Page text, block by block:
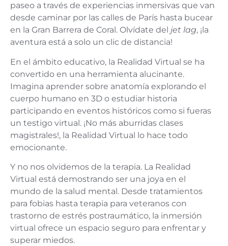
paseo a través de experiencias inmersivas que van
desde caminar por las calles de París hasta bucear
en la Gran Barrera de Coral. Olvídate del jet lag, ¡la
aventura está a solo un clic de distancia!
En el ámbito educativo, la Realidad Virtual se ha
convertido en una herramienta alucinante.
Imagina aprender sobre anatomía explorando el
cuerpo humano en 3D o estudiar historia
participando en eventos históricos como si fueras
un testigo virtual. ¡No más aburridas clases
magistrales!, la Realidad Virtual lo hace todo
emocionante.
Y no nos olvidemos de la terapia. La Realidad
Virtual está demostrando ser una joya en el
mundo de la salud mental. Desde tratamientos
para fobias hasta terapia para veteranos con
trastorno de estrés postraumático, la inmersión
virtual ofrece un espacio seguro para enfrentar y
superar miedos.